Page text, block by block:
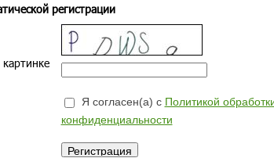
регистрации
Я согласен(а) с Политикой
конфиденциальности